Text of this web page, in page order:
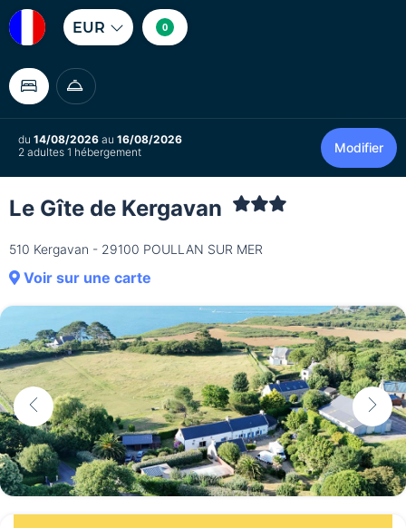
EUR 0
du 14/08/2026 au 16/08/2026
2 adultes 1 hébergement
Modifier
Le Gîte de Kergavan
510 Kergavan - 29100 POULLAN SUR MER
Voir sur une carte